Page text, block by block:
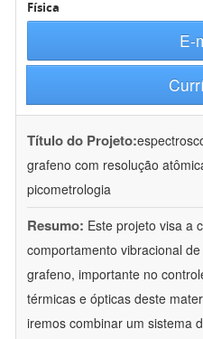
Física
E-
Título do Projeto:
grafeno com resolução
picometrologia
Resumo: Este projeto visa a
comportamento vibracional
grafeno, importante no
térmicas e ópticas deste
iremos combinar um sistema